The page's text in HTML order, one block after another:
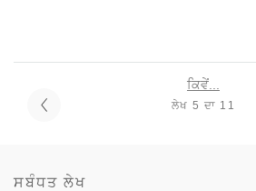
ਕਿਵੇਂ...
ਲੇਖ 5 ਦਾ 11
ਸਬੰਧਤ ਲੇਖ